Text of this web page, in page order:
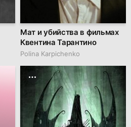
Мат и убийства в фильмах
Квентина Тарантино
Polina Karpichenko